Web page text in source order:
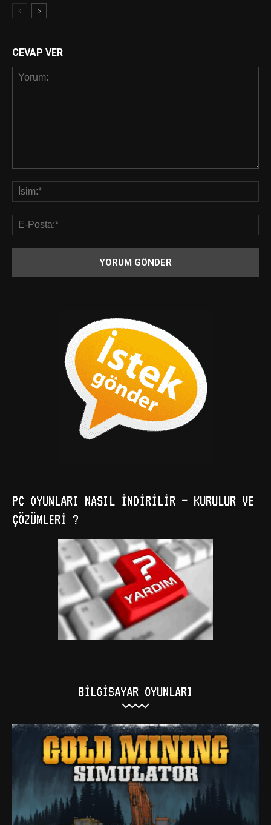
CEVAP VER
PC OYUNLARI NASIL İNDIRILIR – KURULUR VE
ÇÖZÜMLERI ?
BILGISAYAR OYUNLARI